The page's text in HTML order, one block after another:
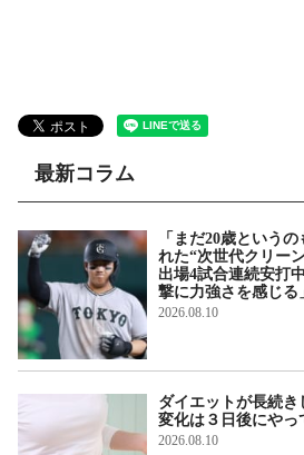
最新コラム
「まだ20歳という
れた“次世代クリー
出場4試合連続安打
撃に力強さを感じる
2026.08.10
ダイエットが長続
変化は３日後にやっ
2026.08.10